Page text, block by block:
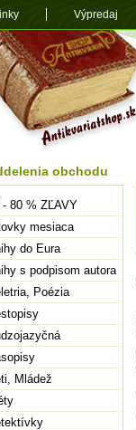
obchodu
- 80 % ZĽAVY
mesiaca
do Eura
s podpisom autora
Poézia
Mládež
Výpredaj